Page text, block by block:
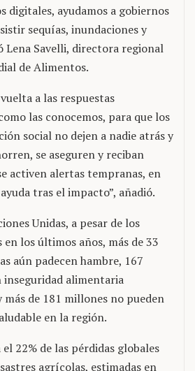
digitales, ayudamos a gobiernos
sequías, inundaciones y
Lena Savelli, directora regional
de Alimentos.
a las respuestas
las conocemos, para que los
social no dejen a nadie atrás y
se aseguren y reciban
activen alertas tempranas, en
tras el impacto”, añadió.
Unidas, a pesar de los
en los últimos años, más de 33
aún padecen hambre, 167
alimentaria
más de 181 millones no pueden
en la región.
22% de las pérdidas globales
agrícolas, estimadas en